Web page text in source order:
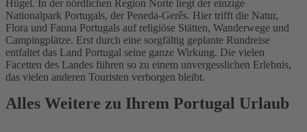
Hügel. In der nördlichen Region Norte liegt der einzige
Nationalpark Portugals, der Peneda-Gerês. Hier trifft die Natur,
Flora und Fauna Portugals auf religiöse Stätten, Wanderwege und
Campingplätze. Erst durch eine sorgfältig geplante Rundreise
entfaltet das Land Portugal seine ganze Wirkung. Die vielen
Facetten des Landes führen so zu einem unvergesslichen Erlebnis,
das vielen anderen Touristen verborgen bleibt.
Alles Weitere zu Ihrem Portugal Urlaub